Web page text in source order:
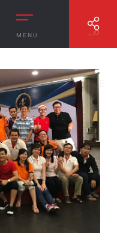
MENU
TY RIVERCRANE